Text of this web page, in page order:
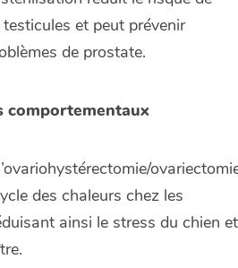
et peut prévenir
de prostate.
comportementaux
des chaleurs chez les
ainsi le stress du chien et